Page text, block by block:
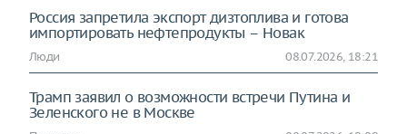
Россия запретила экспорт дизтоплива и готова
импортировать нефтепродукты – Новак
Люди 08.07.2026, 18:21
Трамп заявил о возможности встречи Путина и
Зеленского не в Москве